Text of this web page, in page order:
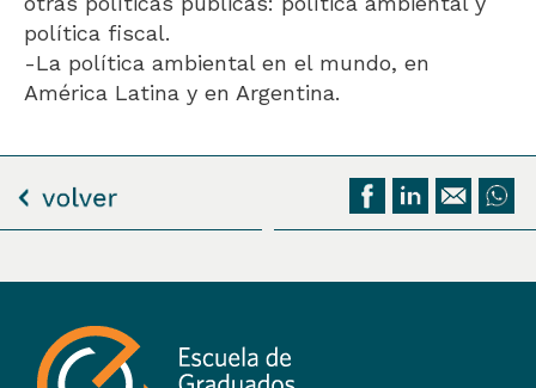
política fiscal.
-La política ambiental en el mundo, en
América Latina y en Argentina.